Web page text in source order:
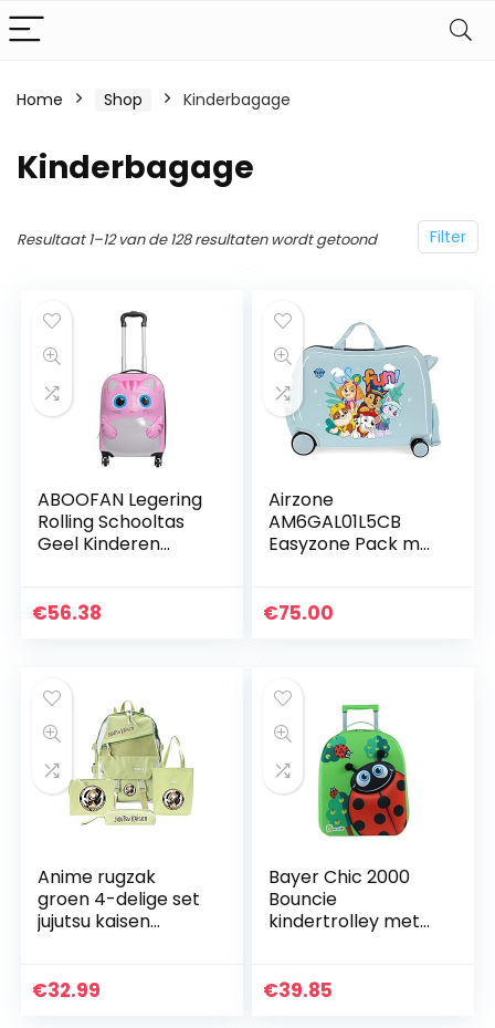
Home Shop Kinderbagage
Kinderbagage
Filter
Resultaat 1–12 van de 128 resultaten wordt getoond
ABOOFAN Legering
Rolling Schooltas
Geel Kinderen
Rugzak Rolling Boek
€56.38
Airzone
AM6GAL01L5CB
Easyzone Pack met
€75.00
Anime rugzak
groen 4-delige set
jujutsu kaisen
to-school leisure
€32.99
Bayer Chic 2000
Bouncie
kindertrolley met
tief
€39.85